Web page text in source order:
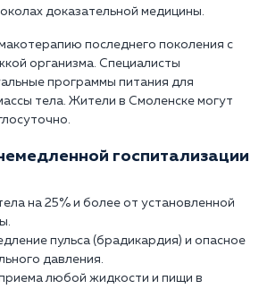
доказательной медицины.
последнего поколения с
организма. Специалисты
программы питания для
тела. Жители в Смоленске могут
госпитализации
на 25% и более от установленной
пульса (брадикардия) и опасное
давления.
любой жидкости и пищи в